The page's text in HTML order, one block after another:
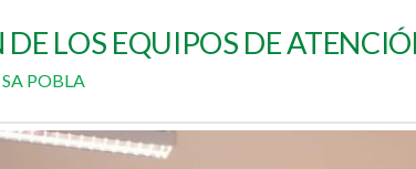
LOS EQUIPOS DE
SA POBLA